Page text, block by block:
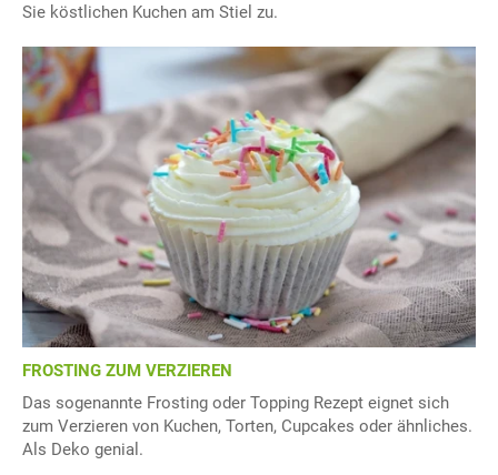
Sie köstlichen Kuchen am Stiel zu.
FROSTING ZUM VERZIEREN
Das sogenannte Frosting oder Topping Rezept eignet sich
zum Verzieren von Kuchen, Torten, Cupcakes oder ähnliches.
Als Deko genial.